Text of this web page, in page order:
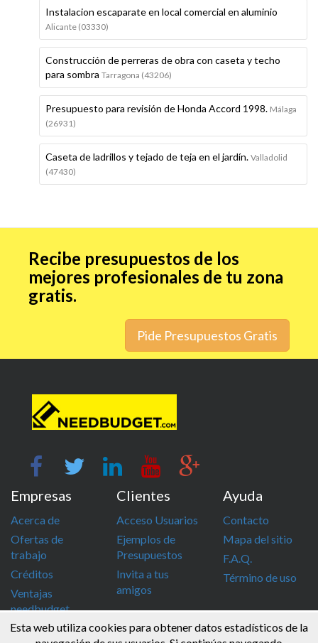
Instalacion escaparate en local comercial en aluminio
Alicante (03330)
Construcción de perreras de obra con caseta y techo
para sombra Tarragona (43206)
Presupuesto para revisión de Honda Accord 1998. Málaga
(26931)
Caseta de ladrillos y tejado de teja en el jardín. Valladolid
(47430)
Recibe presupuestos de los
mejores profesionales de tu zona
gratis.
Pide Presupuestos Gratis
Esta web utiliza cookies para obtener datos estadísticos de la
Empresas
Acerca de
Ofertas de
trabajo
Créditos
Ventajas
needbudget
Clientes
Acceso Usuarios
Ejemplos de
Presupuestos
Invita a tus
amigos
Ayuda
Contacto
Mapa del sitio
F.A.Q.
Término de uso
info@needbudget.com 968 862 247